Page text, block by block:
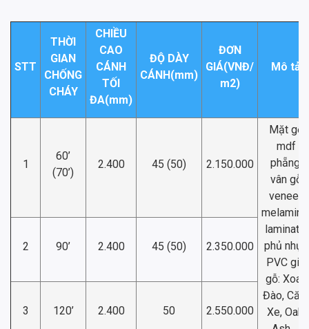
STT
THỜI
GIAN
CHỐNG
CHÁY
CHIỀU
CAO
CÁNH
TỐI
ĐA(mm)
ĐỘ DÀY
CÁNH(mm)
ĐƠN
GIÁ(VNĐ/
m2)
Mô tả
1
60’
(70’)
2.400 45 (50) 2.150.000
Mặt gỗ
mdf
phẵng,
vân gỗ
veneer,
laminate,
phủ nhựa
PVC giả
gỗ: Xoan
Đào, Căm
Xe, Oak,
2 90’ 2.400 45 (50) 2.350.000
3 120’ 2.400 50 2.550.000